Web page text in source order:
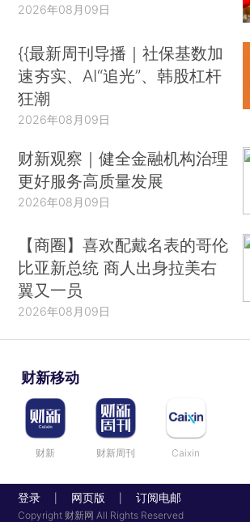
2026年08月09日
{{最新周刊导播｜社保基数加
速夯实、AI“追光”、韩股杠杆
狂潮
2026年08月09日
财新观察｜健全金融机构治理
更好服务高质量发展
2026年08月09日
【商圈】喜欢配戴名表的哥伦
比亚新总统 商人出身拉美右
翼又一员
2026年08月09日
财新移动
财新 财新周刊 Caixin
登录 网页版 订阅电邮
Copyright 财新网 All Rights Reserved